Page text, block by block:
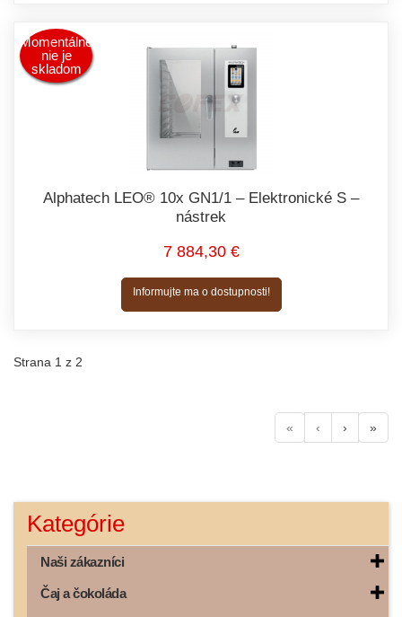
Momentálne
nie je
skladom
Alphatech LEO® 10x GN1/1 – Elektronické S –
nástrek
7 884,30 €
Informujte ma o dostupnosti!
Strana 1 z 2
« ‹ › »
Kategórie
Naši zákazníci
Čaj a čokoláda